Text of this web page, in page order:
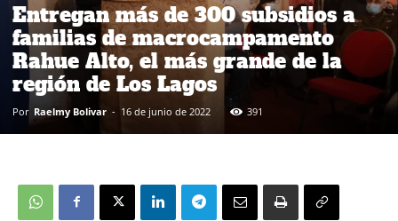
Entregan más de 300 subsidios a
familias de macrocampamento
Rahue Alto, el más grande de la
región de Los Lagos
Por Raelmy Bolivar - 16 de junio de 2022 391